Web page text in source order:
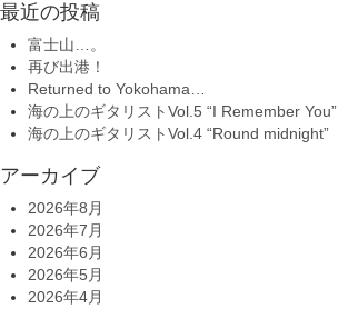
最近の投稿
富士山…。
再び出港！
Returned to Yokohama…
海の上のギタリストVol.5 “I Remember You”
海の上のギタリストVol.4 “Round midnight”
アーカイブ
2026年8月
2026年7月
2026年6月
2026年5月
2026年4月